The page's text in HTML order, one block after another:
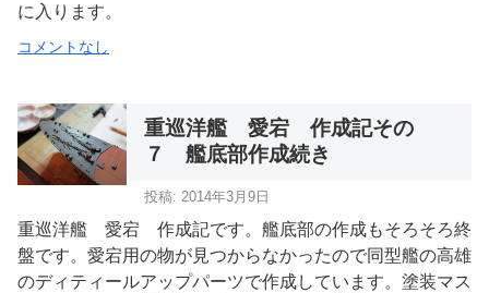
に入ります。
コメントなし
重巡洋艦 愛宕 作成記その
７ 艦底部作成続き
投稿: 2014年3月9日
重巡洋艦 愛宕 作成記です。艦底部の作成もそろそろ終
盤です。愛宕用の物が見つからなかったので同型艦の高雄
のディティールアップパーツで作成しています。塗装マス